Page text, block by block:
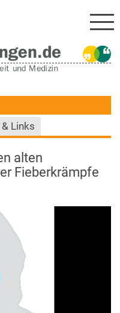
& Links
alten
Fieberkrämpfe